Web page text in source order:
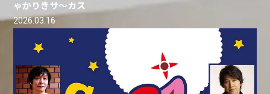
ゃかりきサ～カス
2026.03.16